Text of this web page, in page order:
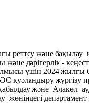
реттеу және
дәрігерлік -
үшін 2024 жылғы
жүргізу
және
департамент